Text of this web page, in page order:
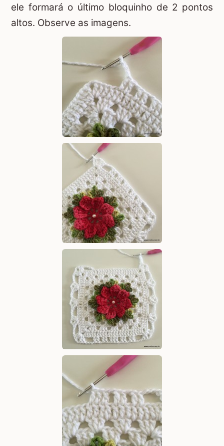
ele formará o último bloquinho de 2 pontos
altos. Observe as imagens.